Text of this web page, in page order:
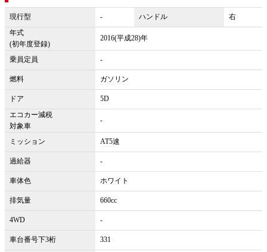
現行型 - ハンドル
右
年式
(初年度登録)
2016(平成28)年
乗員定員 -
燃料 ガソリン
ドア
5D
エコカー減税
対象車
-
ミッション AT5速
過給器 -
車体色 ホワイト
排気量 660cc
4WD -
車台番号下3桁 331